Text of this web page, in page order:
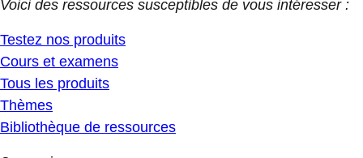
Voici des ressources susceptibles de vous intéresser :
Testez nos produits
Cours et examens
Tous les produits
Thèmes
Bibliothèque de ressources